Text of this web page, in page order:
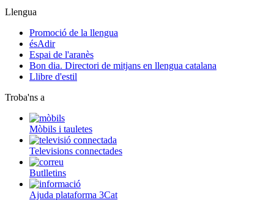
Llengua
Promoció de la llengua
ésAdir
Espai de l'aranès
Bon dia. Directori de mitjans en llengua catalana
Llibre d'estil
Troba'ns a
Mòbils i tauletes
Televisions connectades
Butlletins
Ajuda plataforma 3Cat